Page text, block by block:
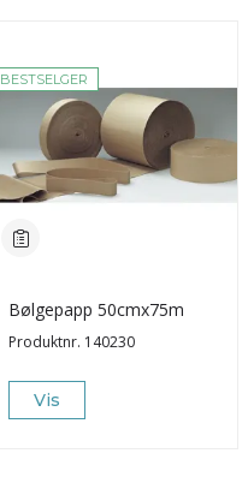
BESTSELGER
Bølgepapp 50cmx75m
Produktnr. 140230
Vis